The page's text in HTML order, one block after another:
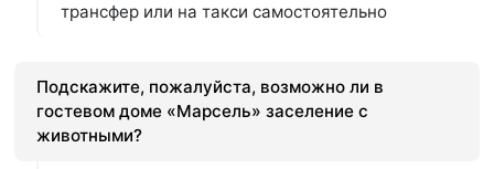
трансфер или на такси самостоятельно
Подскажите, пожалуйста, возможно ли в
гостевом доме «Марсель» заселение с
животными?